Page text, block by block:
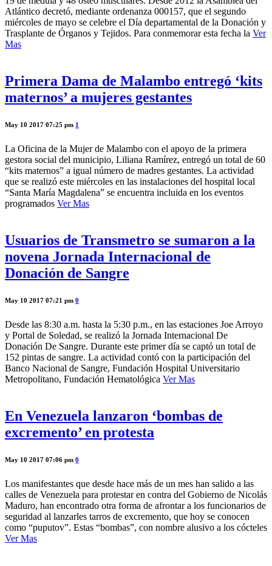
Atlántico decretó, mediante ordenanza 000157, que el segundo
miércoles de mayo se celebre el Día departamental de la Donación y
Trasplante de Órganos y Tejidos. Para conmemorar esta fecha la Ver
Mas
Primera Dama de Malambo entregó ‘kits
maternos’ a mujeres gestantes
May 10 2017 07:25 pm 1
La Oficina de la Mujer de Malambo con el apoyo de la primera
gestora social del municipio, Liliana Ramírez, entregó un total de 60
“kits maternos” a igual número de madres gestantes. La actividad
que se realizó este miércoles en las instalaciones del hospital local
“Santa María Magdalena” se encuentra incluida en los eventos
programados Ver Mas
Usuarios de Transmetro se sumaron a la
novena Jornada Internacional de
Donación de Sangre
May 10 2017 07:21 pm 0
Desde las 8:30 a.m. hasta la 5:30 p.m., en las estaciones Joe Arroyo
y Portal de Soledad, se realizó la Jornada Internacional De
Donación De Sangre. Durante este primer día se captó un total de
152 pintas de sangre. La actividad contó con la participación del
Banco Nacional de Sangre, Fundación Hospital Universitario
Metropolitano, Fundación Hematológica Ver Mas
En Venezuela lanzaron ‘bombas de
excremento’ en protesta
May 10 2017 07:06 pm 0
Los manifestantes que desde hace más de un mes han salido a las
calles de Venezuela para protestar en contra del Gobierno de Nicolás
Maduro, han encontrado otra forma de afrontar a los funcionarios de
seguridad al lanzarles tarros de excremento, que hoy se conocen
como “puputov”. Estas “bombas”, con nombre alusivo a los cócteles
Ver Mas